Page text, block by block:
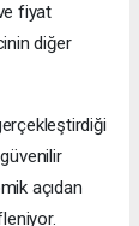
fiyat
diğer
açıdan